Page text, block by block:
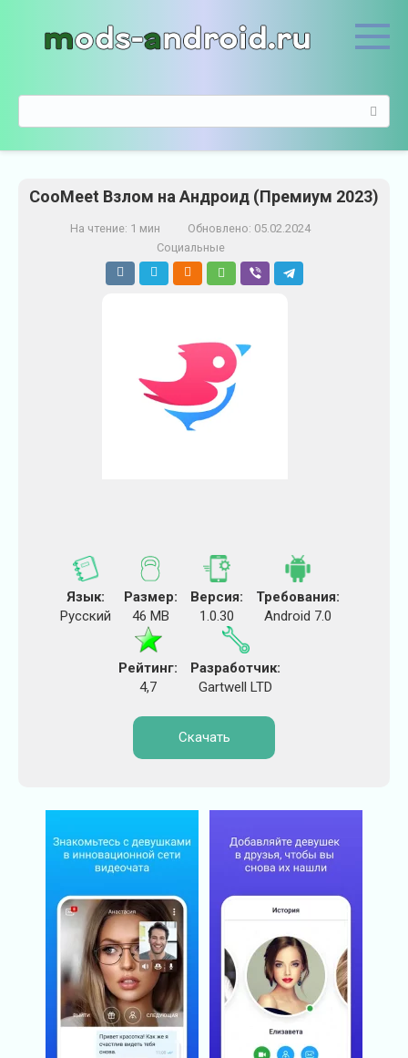
о
CooMeet Взлом на Андроид (Премиум 2023)
На чтение: 1 мин Обновлено: 05.02.2024
Социальные
Язык:
Русский
Размер:
46 MB
Версия:
1.0.30
Требования:
Android 7.0
Рейтинг:
4,7
Разработчик:
Gartwell LTD
Скачать